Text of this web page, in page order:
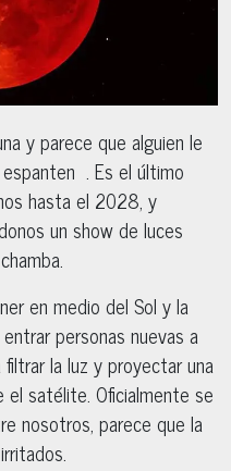
y parece que alguien le
. Es el último
hasta el 2028, y
un show de luces
en medio del Sol y la
personas nuevas a
la luz y proyectar una
satélite. Oficialmente se
nosotros, parece que la